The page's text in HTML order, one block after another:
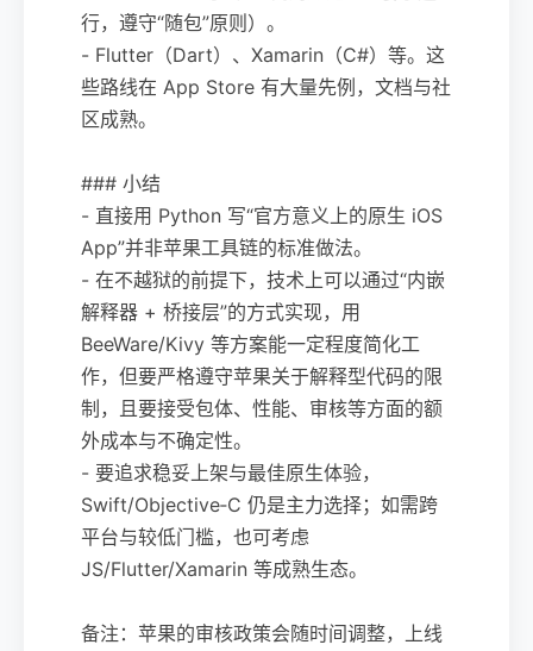
行，遵守“随包”原则）。
- Flutter（Dart）、Xamarin（C#）等。这
些路线在 App Store 有大量先例，文档与社
区成熟。
### 小结
- 直接用 Python 写“官方意义上的原生 iOS
App”并非苹果工具链的标准做法。
- 在不越狱的前提下，技术上可以通过“内嵌
解释器 + 桥接层”的方式实现，用
BeeWare/Kivy 等方案能一定程度简化工
作，但要严格遵守苹果关于解释型代码的限
制，且要接受包体、性能、审核等方面的额
外成本与不确定性。
- 要追求稳妥上架与最佳原生体验，
Swift/Objective‑C 仍是主力选择；如需跨
平台与较低门槛，也可考虑
JS/Flutter/Xamarin 等成熟生态。
备注：苹果的审核政策会随时间调整，上线